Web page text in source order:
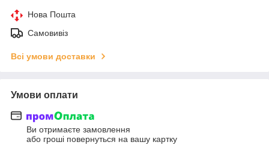
Нова Пошта
Самовивіз
Всі умови доставки
Умови оплати
Ви отримаєте замовлення
або гроші повернуться на вашу картку